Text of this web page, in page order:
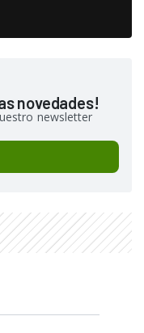
novedades!
newsletter